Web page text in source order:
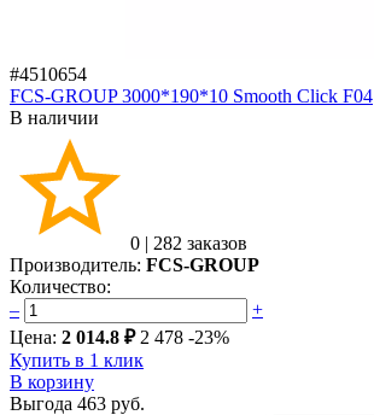
#4510654
FCS-GROUP 3000*190*10 Smooth Click F04
В наличии
0 | 282 заказов
Производитель: FCS-GROUP
Количество:
–
+
Цена: 2 014.8 ₽ 2 478 -23%
Купить в 1 клик
В корзину
Выгода 463 руб.